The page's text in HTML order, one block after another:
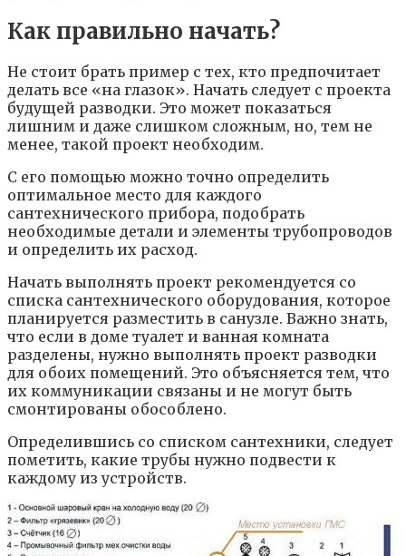
Как правильно начать?
Не стоит брать пример с тех, кто предпочитает
делать все «на глазок». Начать следует с проекта
будущей разводки. Это может показаться
лишним и даже слишком сложным, но, тем не
менее, такой проект необходим.
С его помощью можно точно определить
оптимальное место для каждого
сантехнического прибора, подобрать
необходимые детали и элементы трубопроводов
и определить их расход.
Начать выполнять проект рекомендуется со
списка сантехнического оборудования, которое
планируется разместить в санузле. Важно знать,
что если в доме туалет и ванная комната
разделены, нужно выполнять проект разводки
для обоих помещений. Это объясняется тем, что
их коммуникации связаны и не могут быть
смонтированы обособлено.
Определившись со списком сантехники, следует
пометить, какие трубы нужно подвести к
каждому из устройств.